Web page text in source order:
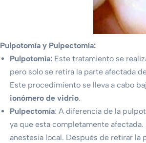
Pulpotomía y Pulpectomía:
Pulpotomía:Este tratamiento se
pero solo se retira la parte afectada
Este procedimiento se lleva a cabo
ionómero de vidrio.
Pulpectomía: A diferencia de la
ya que esta completamente
anestesia local. Después de retirar la